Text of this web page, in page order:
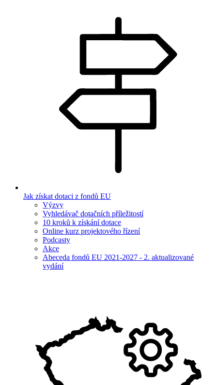
Jak získat dotaci z fondů EU
Výzvy
Vyhledávač dotačních příležitostí
10 kroků k získání dotace
Online kurz projektového řízení
Podcasty
Akce
Abeceda fondů EU 2021-2027 - 2. aktualizované
vydání